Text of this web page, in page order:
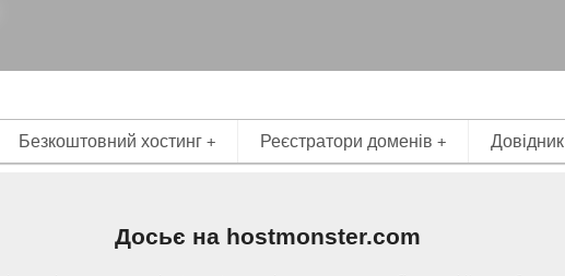
+
Безкоштовний хостинг +
Реєстратори доменів Довідник
Досьє на hostmonster.com